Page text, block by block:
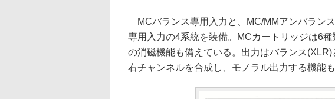
MCバランス専用入力と、MC/MMアンバラン
専用入力の4系統を装備。MCカートリッジは6
の消磁機能も備えている。出力はバランス
右チャンネルを合成し、モノラル出力する機能も